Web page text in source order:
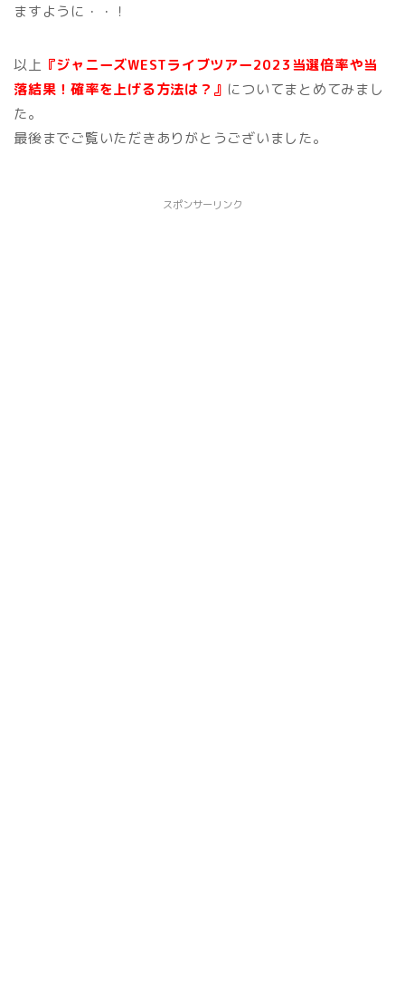
ますように・・！
以上 『ジャニーズWESTライブツアー2023当選倍率や当
落結果！確率を上げる方法は？』 についてまとめてみまし
た。
最後までご覧いただきありがとうございました。
スポンサーリンク